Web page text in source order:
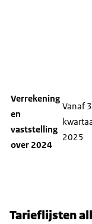
Verrekening
en
vaststelling
over 2024
Vanaf 3
2025
Tarieflijsten